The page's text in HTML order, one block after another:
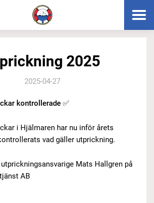
2025
2025-04-27
kontrollerade ✅
i Hjälmaren har nu inför årets
vad gäller utprickning.
Mats Hallgren på
AB